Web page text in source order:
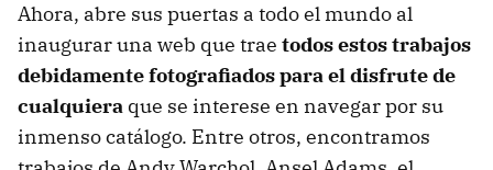
Ahora, abre sus puertas a todo el mundo al
inaugurar una web que trae todos estos trabajos
debidamente fotografiados para el disfrute de
cualquiera que se interese en navegar por su
inmenso catálogo. Entre otros, encontramos